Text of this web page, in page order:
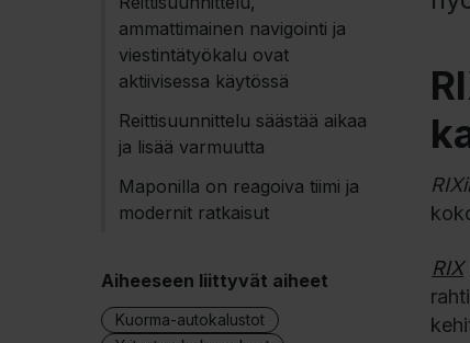
ammattimainen navigointi ja
viestintätyökalu ovat
aktiivisessa käytössä
Reittisuunnittelu säästää aikaa
ja lisää varmuutta
Maponilla on reagoiva tiimi ja
modernit ratkaisut
Aiheeseen liittyvät aiheet
Kuorma-autokalustot
RIX